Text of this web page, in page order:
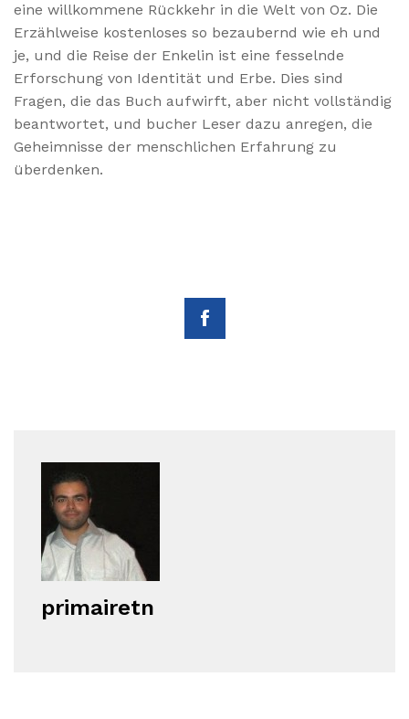
eine willkommene Rückkehr in die Welt von Oz. Die
Erzählweise kostenloses so bezaubernd wie eh und
je, und die Reise der Enkelin ist eine fesselnde
Erforschung von Identität und Erbe. Dies sind
Fragen, die das Buch aufwirft, aber nicht vollständig
beantwortet, und bucher Leser dazu anregen, die
Geheimnisse der menschlichen Erfahrung zu
überdenken.
primairetn